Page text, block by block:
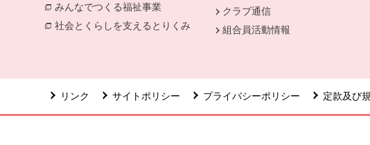
みんなでつくる福祉事業 別のウィンドウで開きます。
社会とくらしを支えるとりくみ 別のウィンドウで開きます。
クラブ通信
組合員活動情報
リンク サイトポリシー プライバシーポリシー 定款及び